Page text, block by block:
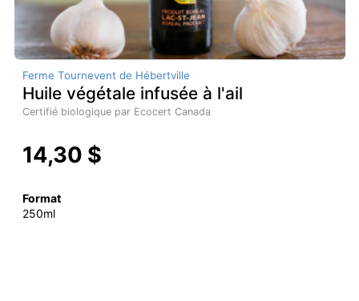
Ferme Tournevent de Hébertville
Huile végétale infusée à l'ail
Certifié biologique par Ecocert Canada
14,30 $
Format
250ml